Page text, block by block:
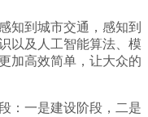
到城市交通，感知到
以及人工智能算法、模
加高效简单，让大众的
一是建设阶段，二是